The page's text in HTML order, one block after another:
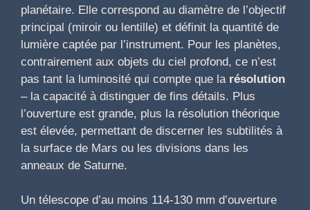
planétaire. Elle correspond au diamètre de l’objectif
principal (miroir ou lentille) et définit la quantité de
lumière captée par l’instrument. Pour les planètes,
contrairement aux objets du ciel profond, ce n’est
pas tant la luminosité qui compte que la résolution
– la capacité à distinguer de fins détails. Plus
l’ouverture est grande, plus la résolution théorique
est élevée, permettant de discerner les subtilités à
la surface de Mars ou les divisions dans les
anneaux de Saturne.
Un télescope d’au moins 114-130 mm d’ouverture